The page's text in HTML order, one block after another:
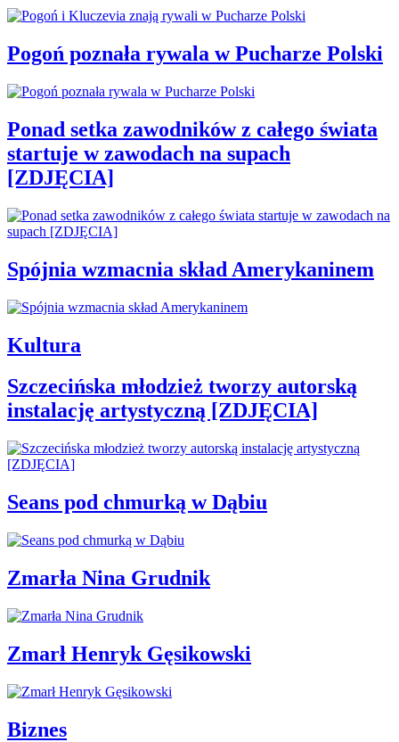
Pogoń poznała rywala w Pucharze Polski
Ponad setka zawodników z całego świata
startuje w zawodach na supach
[ZDJĘCIA]
Spójnia wzmacnia skład Amerykaninem
Kultura
Szczecińska młodzież tworzy autorską
instalację artystyczną [ZDJĘCIA]
Seans pod chmurką w Dąbiu
Zmarła Nina Grudnik
Zmarł Henryk Gęsikowski
Biznes